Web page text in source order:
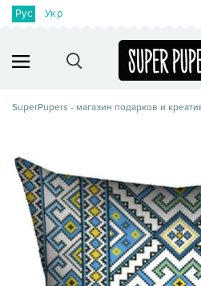
Рус Укр
SuperPupers - магазин подарков и